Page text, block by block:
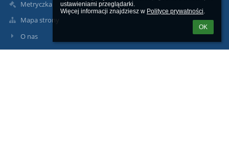
ustawieniami przeglądarki.
Więcej informacji znajdziesz w Polityce prywatności.
OK
Metryczka
Mapa strony
O nas
Kontakt